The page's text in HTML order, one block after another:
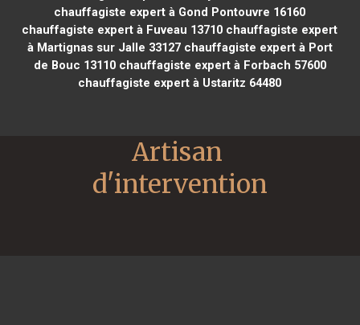
chauffagiste expert à Gond Pontouvre 16160
chauffagiste expert à Fuveau 13710 chauffagiste expert
à Martignas sur Jalle 33127chauffagiste expert à Port
de Bouc 13110chauffagiste expert à Forbach 57600
chauffagiste expert à Ustaritz 64480
Artisan
d'intervention